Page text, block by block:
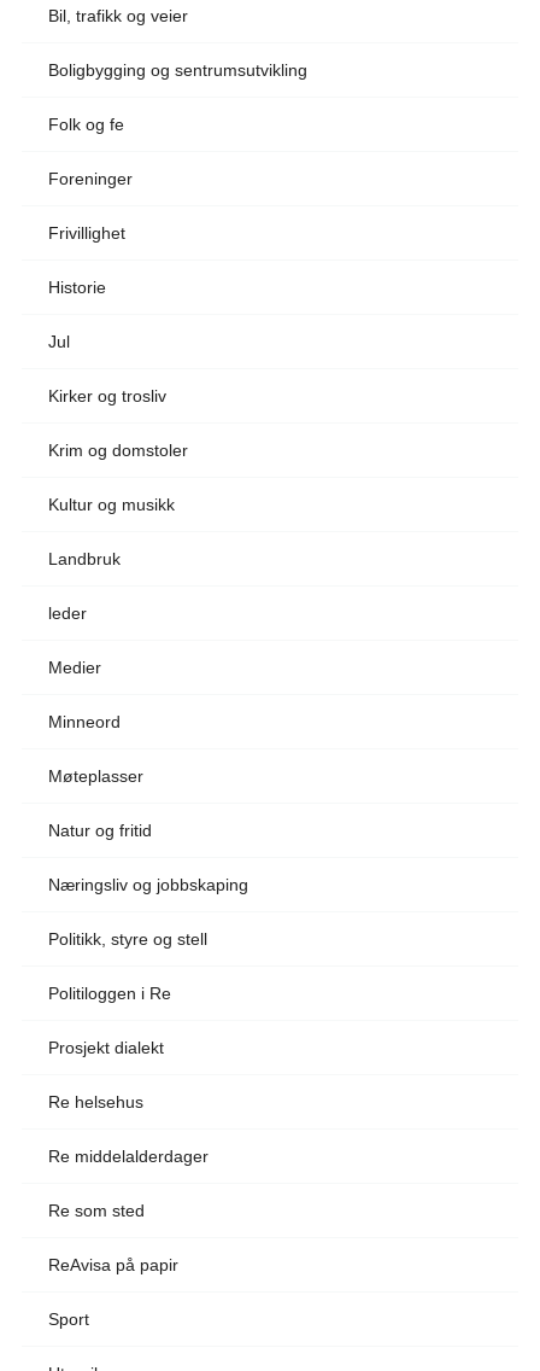
Bil, trafikk og veier
Boligbygging og sentrumsutvikling
Folk og fe
Foreninger
Frivillighet
Historie
Jul
Kirker og trosliv
Krim og domstoler
Kultur og musikk
Landbruk
leder
Medier
Minneord
Møteplasser
Natur og fritid
Næringsliv og jobbskaping
Politikk, styre og stell
Politiloggen i Re
Prosjekt dialekt
Re helsehus
Re middelalderdager
Re som sted
ReAvisa på papir
Sport